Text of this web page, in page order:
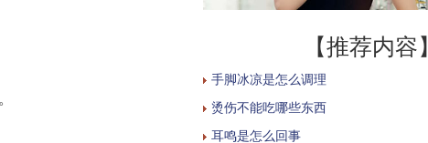
【推荐内容】
手脚冰凉是怎么调理
烫伤不能吃哪些东西
耳鸣是怎么回事